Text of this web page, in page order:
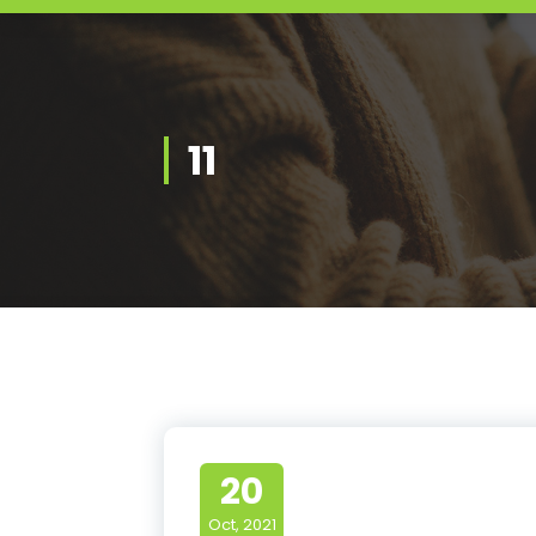
11
20
Oct, 2021